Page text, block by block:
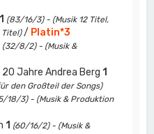
1 (83/16/3) - (Musik 12 Titel,
Titel)/ Platin*3
(32/8/2) - (Musik &
Jahre Andrea Berg 1
den Großteil der Songs)
18/3) - (Musik & Produktion
1 (60/16/2) - (Musik &